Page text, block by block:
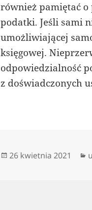
również pamiętać o
podatki. Jeśli sami
umożliwiającej
księgowej.
odpowiedzialność
z doświadczonych
Data
26 kwietnia 2021